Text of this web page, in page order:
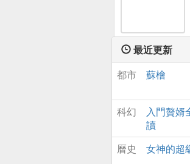
最近更新
都市
蘇檜
科幻
入門贅婿
讀
曆史 女神的超